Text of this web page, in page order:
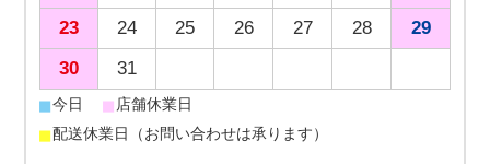
23
24 25 26 27 28
29
30
31
■今日 ■店舗休業日
■配送休業日（お問い合わせは承ります）